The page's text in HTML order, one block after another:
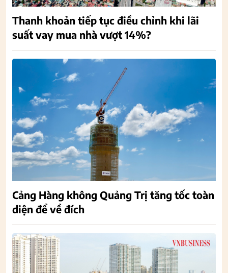
Thanh khoản tiếp tục điều chỉnh khi lãi
suất vay mua nhà vượt 14%?
Cảng Hàng không Quảng Trị tăng tốc toàn
diện để về đích